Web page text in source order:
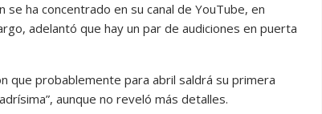
se ha concentrado en su canal de YouTube, en
adelantó que hay un par de audiciones en puerta
que probablemente para abril saldrá su primera
aunque no reveló más detalles.